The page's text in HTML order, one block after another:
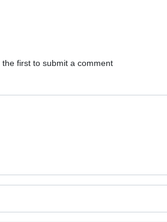
first to submit a comment